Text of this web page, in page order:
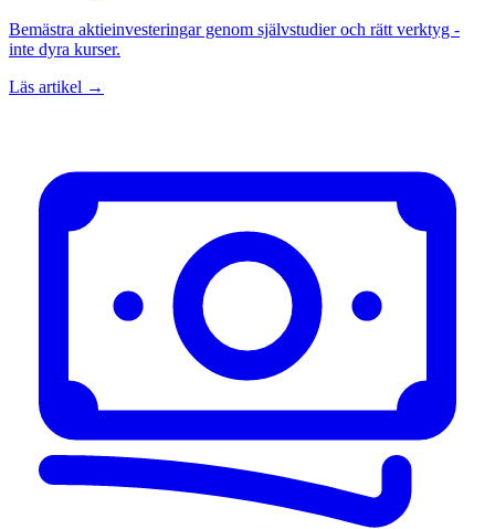
Bemästra aktieinvesteringar genom självstudier och rätt verktyg -
inte dyra kurser.
Läs artikel →